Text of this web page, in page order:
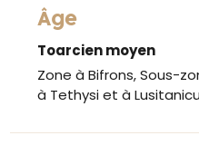
Âge
Toarcien moyen
Zone à Bifrons, Sous-
à Tethysi et à